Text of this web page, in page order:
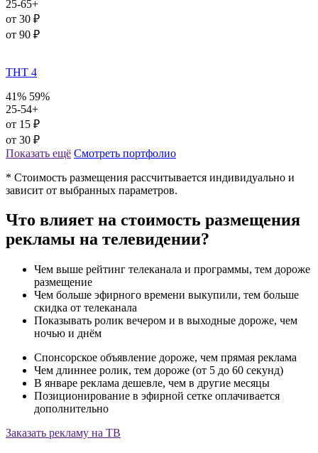
25-65+
от 30 ₽
от 90 ₽
ТНТ 4
41% 59%
25-54+
от 15 ₽
от 30 ₽
Показать ещё Смотреть портфолио
* Стоимость размещения рассчитывается индивидуально и
зависит от выбранных параметров.
Что влияет на стоимость размещения
рекламы на телевидении?
Чем выше рейтинг телеканала и программы, тем дороже
размещение
Чем больше эфирного времени выкупили, тем больше
скидка от телеканала
Показывать ролик вечером и в выходные дороже, чем
ночью и днём
Cпонсорское объявление дороже, чем прямая реклама
Чем длиннее ролик, тем дороже (от 5 до 60 секунд)
В январе реклама дешевле, чем в другие месяцы
Позиционирование в эфирной сетке оплачивается
дополнительно
Заказать рекламу на ТВ